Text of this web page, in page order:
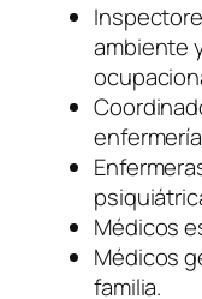
ambiente
Médicos
Médicos
familia.